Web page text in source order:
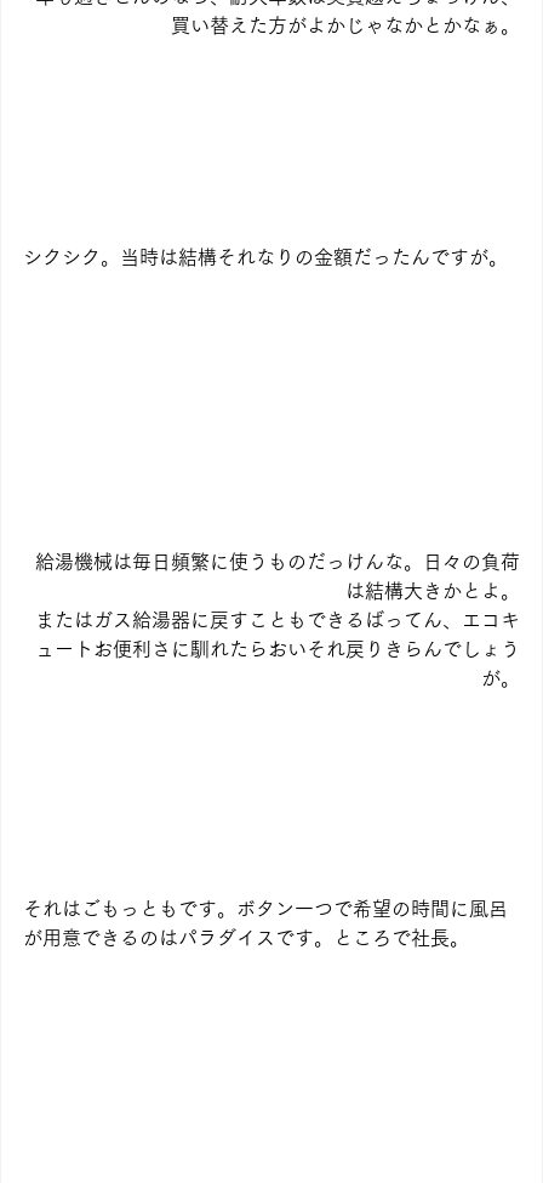
買い替えた方がよかじゃなかとかなぁ。
シクシク。当時は結構それなりの金額だったんですが。
給湯機械は毎日頻繁に使うものだっけんな。日々の負荷
は結構大きかとよ。
またはガス給湯器に戻すこともできるばってん、エコキ
ュートお便利さに馴れたらおいそれ戻りきらんでしょう
が。
それはごもっともです。ボタン一つで希望の時間に風呂
が用意できるのはパラダイスです。ところで社長。